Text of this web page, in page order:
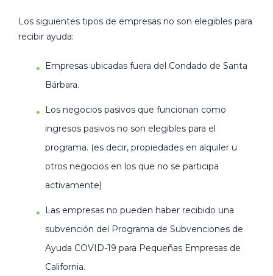
Los siguientes tipos de empresas no son elegibles para
recibir ayuda:
Empresas ubicadas fuera del Condado de Santa
Bárbara.
Los negocios pasivos que funcionan como
ingresos pasivos no son elegibles para el
programa. (es decir, propiedades en alquiler u
otros negocios en los que no se participa
activamente)
Las empresas no pueden haber recibido una
subvención del Programa de Subvenciones de
Ayuda COVID-19 para Pequeñas Empresas de
California.